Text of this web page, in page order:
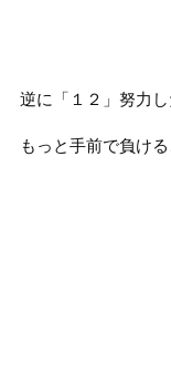
逆に「１２」努力
もっと手前で負ける